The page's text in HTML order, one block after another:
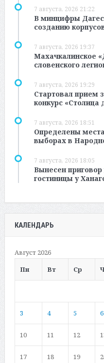
7 августа, 2026 21:22
В минцифры
созданию
7 августа, 2026 19:37
Махачкалинское
словенского
7 августа, 2026 19:29
Стартовал прием
конкурс «Столица
7 августа, 2026 18:51
Определены
выборах в
7 августа, 2026 18:05
Вынесен приговор
гостиницы у
КАЛЕНДАРЬ
Август 2026
Пн
Вт Ср
3 4 5 6
10 11 12
17 18 19